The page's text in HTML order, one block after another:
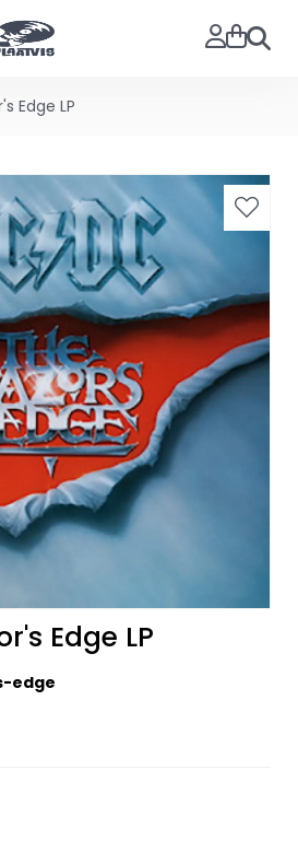
Edge LP
Edge LP
edge